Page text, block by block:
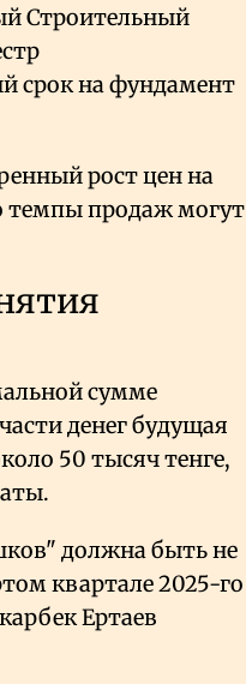
Строительный
срок на фундамент
рост цен на
темпы продаж могут
сумме
денег будущая
50 тысяч тенге,
должна быть не
квартале 2025-го
Ертаев